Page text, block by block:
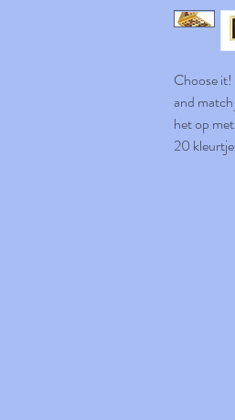
Choose
and
het op
20